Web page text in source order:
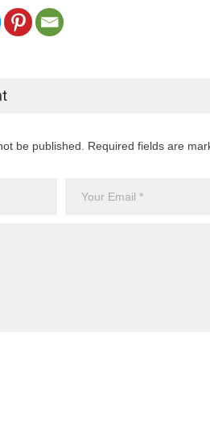
be published. Required fields are